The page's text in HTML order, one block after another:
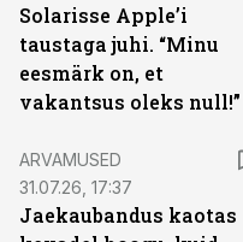
Solarisse Apple’i
taustaga juhi. “Minu
eesmärk on, et
vakantsus oleks null!”
ARVAMUSED
31.07.26, 17:37
Jaekaubandus kaotas